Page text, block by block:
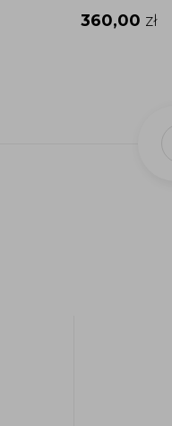
360,00 zł